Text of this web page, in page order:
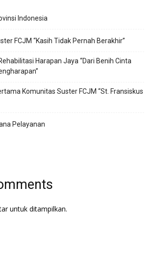
Indonesia
FCJM “Kasih Tidak Pernah Berakhir”
Harapan Jaya “Dari Benih Cinta
Komunitas Suster FCJM “St. Fransiskus
Pelayanan
untuk ditampilkan.